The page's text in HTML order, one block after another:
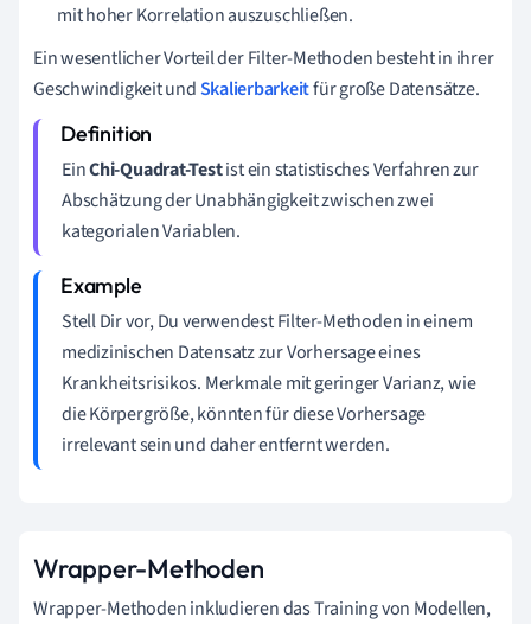
mit hoher Korrelation auszuschließen.
Ein wesentlicher Vorteil der Filter-Methoden besteht in ihrer
Geschwindigkeit undSkalierbarkeitfür große Datensätze.
EinChi-Quadrat-Testist ein statistisches Verfahren zur
Abschätzung der Unabhängigkeit zwischen zwei
kategorialen Variablen.
Stell Dir vor, Du verwendest Filter-Methoden in einem
medizinischen Datensatz zur Vorhersage eines
Krankheitsrisikos. Merkmale mit geringer Varianz, wie
die Körpergröße, könnten für diese Vorhersage
irrelevant sein und daher entfernt werden.
Wrapper-Methoden
Wrapper-Methoden inkludieren das Training von Modellen,